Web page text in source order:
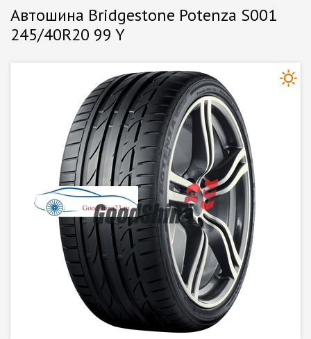
Автошина Bridgestone Potenza S001
245/40R20 99 Y